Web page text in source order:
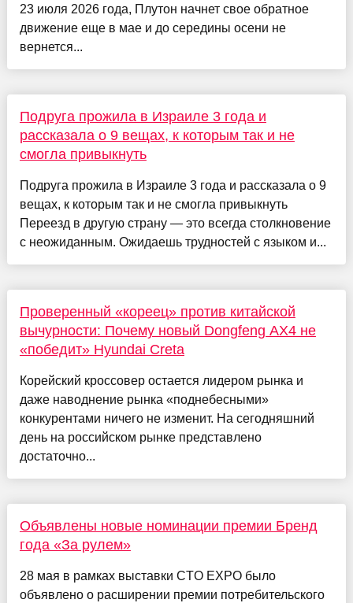
23 июля 2026 года, Плутон начнет свое обратное
движение еще в мае и до середины осени не
вернется...
Подруга прожила в Израиле 3 года и
рассказала о 9 вещах, к которым так и не
смогла привыкнуть
Подруга прожила в Израиле 3 года и рассказала о 9
вещах, к которым так и не смогла привыкнуть
Переезд в другую страну — это всегда столкновение
с неожиданным. Ожидаешь трудностей с языком и...
Проверенный «кореец» против китайской
вычурности: Почему новый Dongfeng AX4 не
«победит» Hyundai Creta
Корейский кроссовер остается лидером рынка и
даже наводнение рынка «поднебесными»
конкурентами ничего не изменит. На сегодняшний
день на российском рынке представлено
достаточно...
Объявлены новые номинации премии Бренд
года «За рулем»
28 мая в рамках выставки CTO EXPO было
объявлено о расширении премии потребительского